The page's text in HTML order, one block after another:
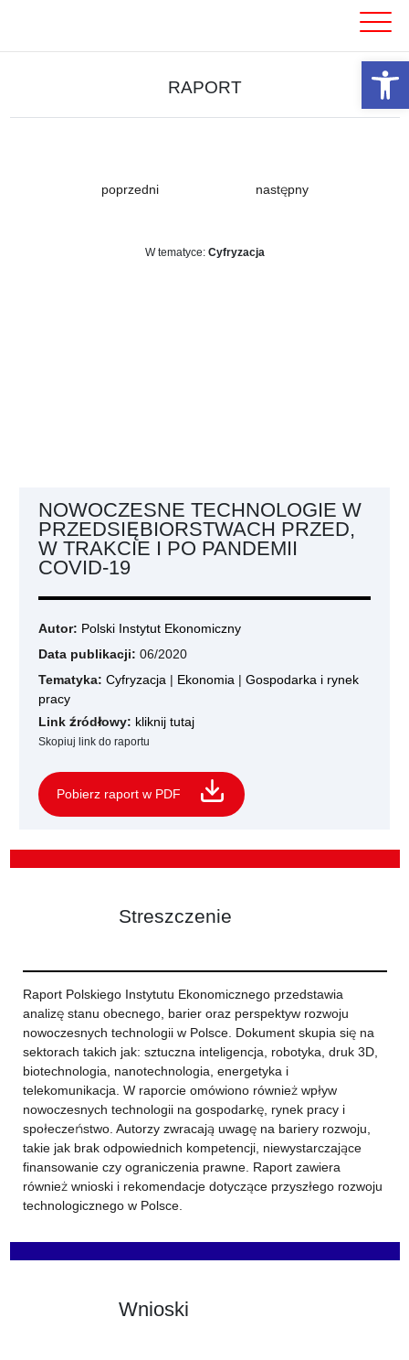
RAPORT
poprzedni następny
W tematyce: Cyfryzacja
NOWOCZESNE TECHNOLOGIE W
PRZEDSIĘBIORSTWACH PRZED,
W TRAKCIE I PO PANDEMII
COVID-19
Autor: Polski Instytut Ekonomiczny
Data publikacji: 06/2020
Tematyka: Cyfryzacja | Ekonomia | Gospodarka i rynek
pracy
Link źródłowy: kliknij tutaj
Skopiuj link do raportu
Pobierz raport w PDF
Streszczenie
Raport Polskiego Instytutu Ekonomicznego przedstawia
analizę stanu obecnego, barier oraz perspektyw rozwoju
nowoczesnych technologii w Polsce. Dokument skupia się na
sektorach takich jak: sztuczna inteligencja, robotyka, druk 3D,
biotechnologia, nanotechnologia, energetyka i
telekomunikacja. W raporcie omówiono również wpływ
nowoczesnych technologii na gospodarkę, rynek pracy i
społeczeństwo. Autorzy zwracają uwagę na bariery rozwoju,
takie jak brak odpowiednich kompetencji, niewystarczające
finansowanie czy ograniczenia prawne. Raport zawiera
również wnioski i rekomendacje dotyczące przyszłego rozwoju
technologicznego w Polsce.
Wnioski